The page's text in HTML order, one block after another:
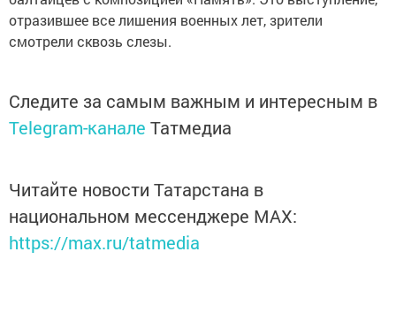
отразившее все лишения военных лет, зрители
смотрели сквозь слезы.
Следите за самым важным и интересным в
Telegram-канале Татмедиа
Читайте новости Татарстана в
национальном мессенджере MАХ:
https://max.ru/tatmedia